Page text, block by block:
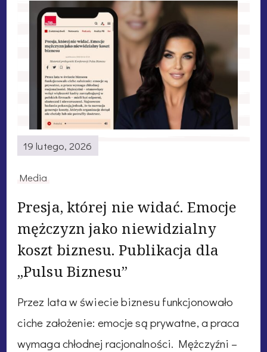
19 lutego, 2026
Media
Presja, której nie widać. Emocje
mężczyzn jako niewidzialny
koszt biznesu. Publikacja dla
„Pulsu Biznesu”
Przez lata w świecie biznesu funkcjonowało
ciche założenie: emocje są prywatne, a praca
wymaga chłodnej racjonalności. Mężczyźni –